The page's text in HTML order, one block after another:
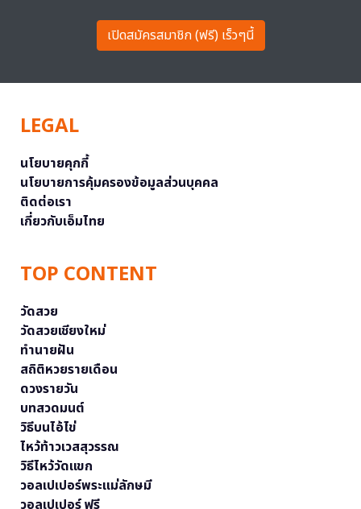
เปิดสมัครสมาชิก (ฟรี) เร็วๆนี้
LEGAL
นโยบายคุกกี้
นโยบายการคุ้มครองข้อมูลส่วนบุคคล
ติดต่อเรา
เกี่ยวกับเอ็มไทย
TOP CONTENT
วัดสวย
วัดสวยเชียงใหม่
ทำนายฝัน
สถิติหวยรายเดือน
ดวงรายวัน
บทสวดมนต์
วิธีบนไอ้ไข่
ไหว้ท้าวเวสสุวรรณ
วิธีไหว้วัดแขก
วอลเปเปอร์พระแม่ลักษมี
วอลเปเปอร์ ฟรี